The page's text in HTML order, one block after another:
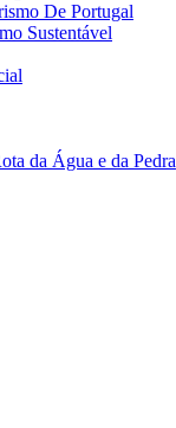
De Portugal
Sustentável
da Água e da Pedra